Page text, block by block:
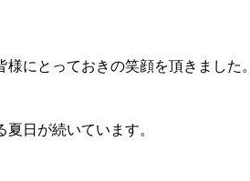
にとっておきの笑顔を頂きました。
日が続いています。